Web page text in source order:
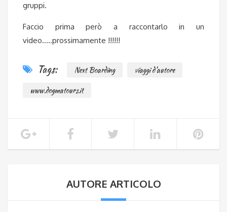
gruppi.
Faccio prima però a raccontarlo in un
video…..prossimamente !!!!!!
Tags: Next Boarding
viaggi d'autore
www.dogmatours.it
AUTORE ARTICOLO